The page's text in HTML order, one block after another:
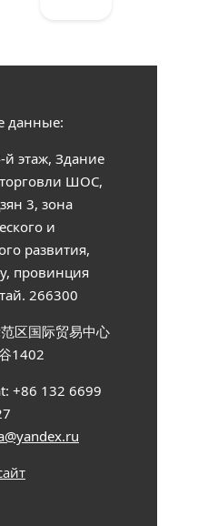
данные:
й этаж, Здание
ШОС,
3, зона
и
развития,
провинция
266300
区国际贸易中心
1402
+86 132 6699